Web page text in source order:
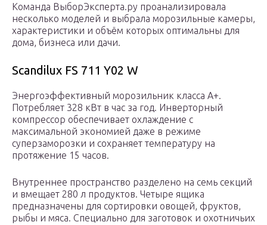
Команда ВыборЭксперта.ру проанализировала
несколько моделей и выбрала морозильные камеры,
характеристики и объём которых оптимальны для
дома, бизнеса или дачи.
Scandilux FS 711 Y02 W
Энергоэффективный морозильник класса A+.
Потребляет 328 кВт в час за год. Инверторный
компрессор обеспечивает охлаждение с
максимальной экономией даже в режиме
суперзаморозки и сохраняет температуру на
протяжение 15 часов.
Внутреннее пространство разделено на семь секций
и вмещает 280 л продуктов. Четыре ящика
предназначены для сортировки овощей, фруктов,
рыбы и мяса. Специально для заготовок и охотничьих